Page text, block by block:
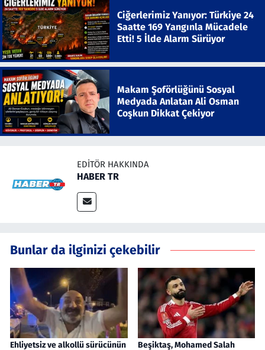
Ciğerlerimiz Yanıyor: Türkiye 24
Saatte 169 Yangınla Mücadele
Etti! 5 İlde Alarm Sürüyor
Makam Şoförlüğünü Sosyal
Medyada Anlatan Ali Osman
Coşkun Dikkat Çekiyor
EDITÖR HAKKINDA
HABER TR
Bunlar da ilginizi çekebilir
Ehliyetsiz ve alkollü sürücünün
Beşiktaş, Mohamed Salah